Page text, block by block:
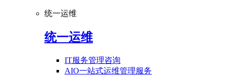
统一运维
统一运维
IT服务管理咨询
AIO一站式运维管理服务